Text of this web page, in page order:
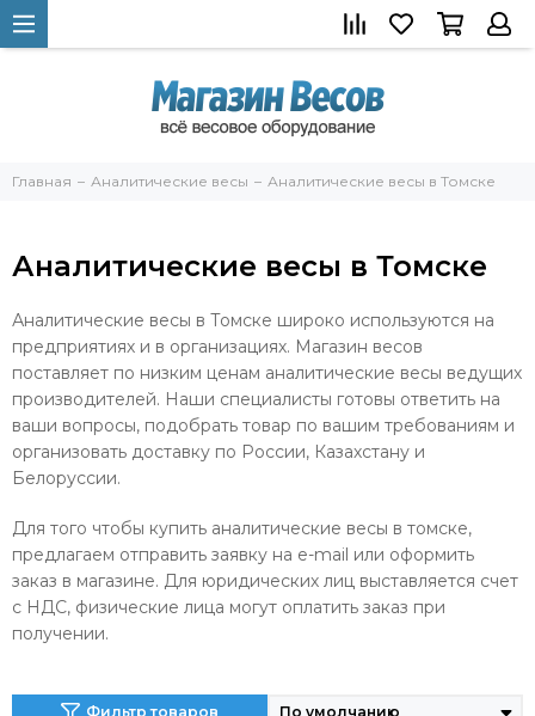
Главная Аналитические весы Аналитические весы в Томске
Аналитические весы в Томске
Аналитические весы в Томске широко используются на
предприятиях и в организациях. Магазин весов
поставляет по низким ценам аналитические весы ведущих
производителей. Наши специалисты готовы ответить на
ваши вопросы, подобрать товар по вашим требованиям и
организовать доставку по России, Казахстану и
Белоруссии.
Для того чтобы купить аналитические весы в томске,
предлагаем отправить заявку на e-mail или оформить
заказ в магазине. Для юридических лиц выставляется счет
с НДС, физические лица могут оплатить заказ при
получении.
Фильтр товаров